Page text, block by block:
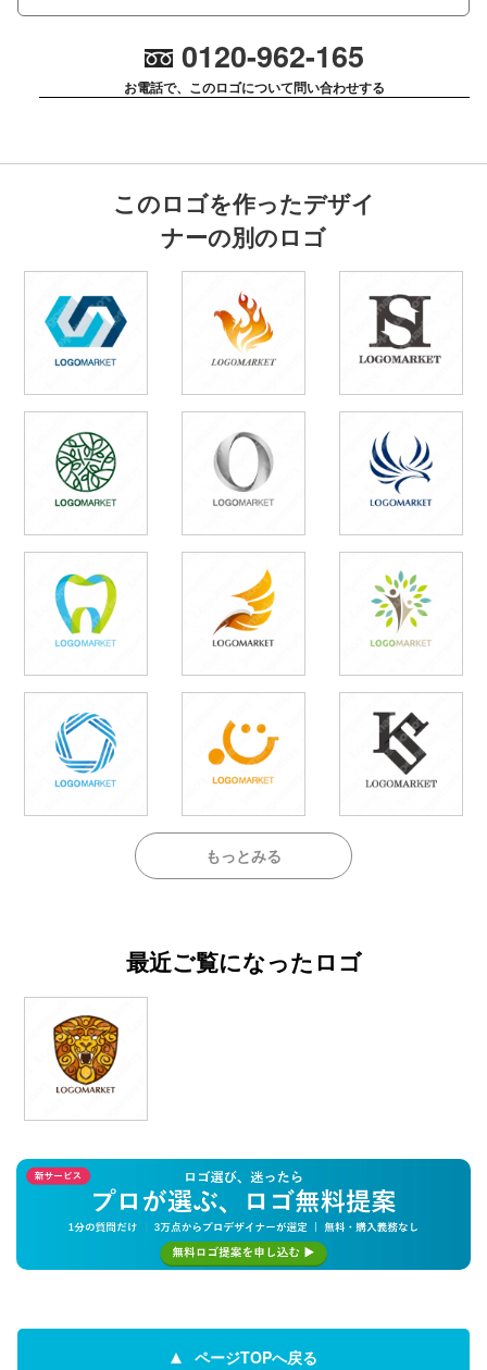
0120-962-165
お電話で、このロゴについて問い合わせする
このロゴを作ったデザイ
ナーの別のロゴ
もっとみる
最近ご覧になったロゴ
ページTOPへ戻る